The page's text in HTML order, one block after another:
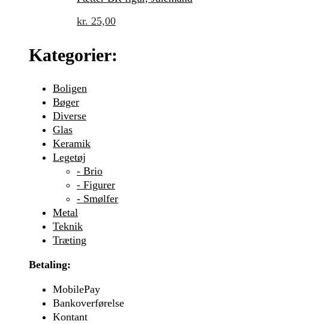
kr. 25,00
Kategorier:
Boligen
Bøger
Diverse
Glas
Keramik
Legetøj
- Brio
- Figurer
- Smølfer
Metal
Teknik
Træting
Betaling:
MobilePay
Bankoverførelse
Kontant